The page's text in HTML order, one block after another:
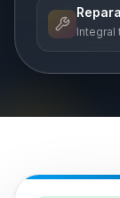
Integral